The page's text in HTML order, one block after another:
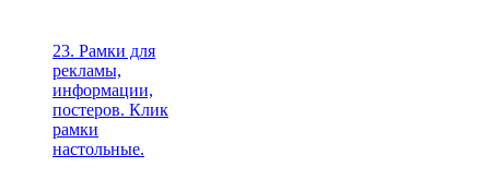
23. Рамки для
рекламы,
информации,
постеров. Клик
рамки
настольные.